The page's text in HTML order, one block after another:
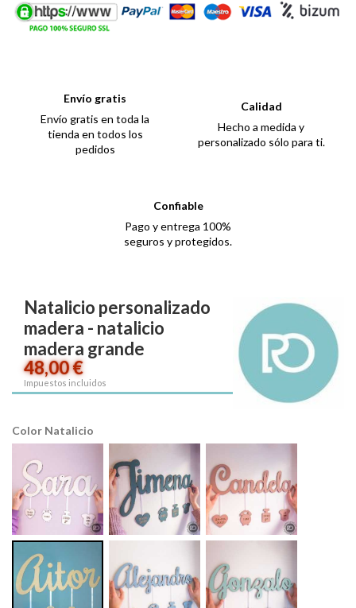
Envío gratis
Envío gratis en toda la
tienda en todos los
pedidos
Calidad
Hecho a medida y
personalizado sólo para ti.
Confiable
Pago y entrega 100%
seguros y protegidos.
Natalicio personalizado
madera - natalicio
madera grande
48,00 €
Impuestos incluidos
Color Natalicio